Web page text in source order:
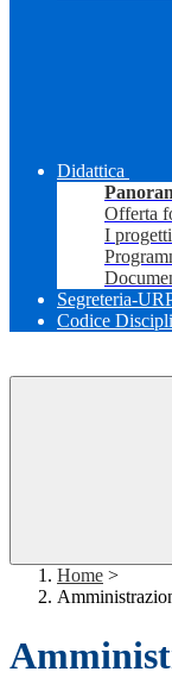
Didattica
Offerta
I
Segreteria-
Codice
Home >